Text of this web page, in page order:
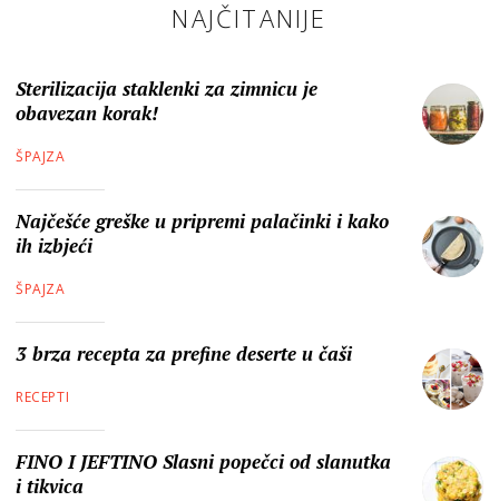
NAJČITANIJE
Sterilizacija staklenki za zimnicu je
obavezan korak!
ŠPAJZA
Najčešće greške u pripremi palačinki i kako
ih izbjeći
ŠPAJZA
3 brza recepta za prefine deserte u čaši
RECEPTI
FINO I JEFTINO Slasni popečci od slanutka
i tikvica